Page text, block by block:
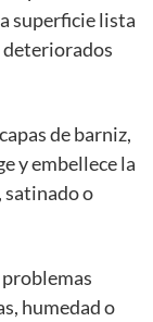
superficie lista
deteriorados
de barniz,
y embellece la
satinado o
humedad o